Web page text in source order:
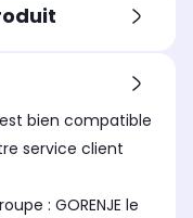
bien compatible
service client
le